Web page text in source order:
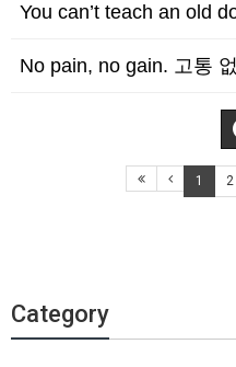
You can’t teach an old dog
No pain, no gain. 고통
1 2
Category